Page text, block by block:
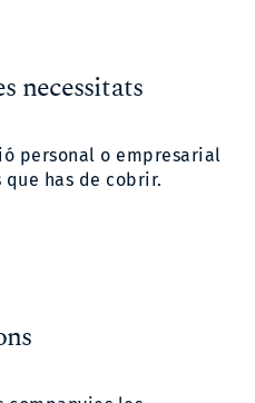
necessitats
personal o empresarial
has de cobrir.